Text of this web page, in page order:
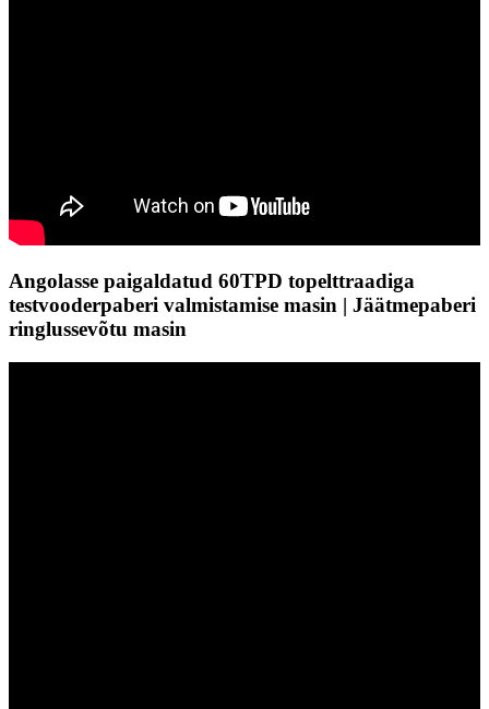
Angolasse paigaldatud 60TPD topelttraadiga
testvooderpaberi valmistamise masin | Jäätmepaberi
ringlussevõtu masin